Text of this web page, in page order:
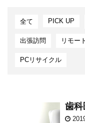
全て PICK UP
出張訪問 リモー
PCリサイクル
歯科